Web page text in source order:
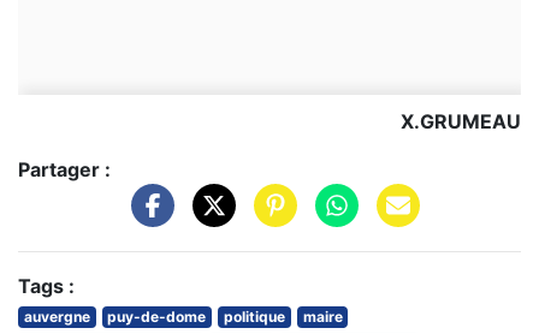
X.GRUMEAU
Partager :
Tags :
auvergne puy-de-dome politique
maire